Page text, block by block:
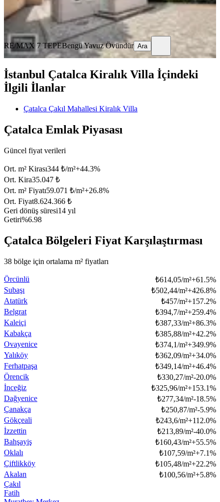
RE/MAX 7 TEPE Bengü Yavuz Övündür
RE/MAX 7 TEPEBengü Yavuz Övündür Ara
İstanbul Çatalca Kiralık Villa İçindeki
İlgili İlanlar
Çatalca Çakıl Mahallesi Kiralık Villa
Çatalca Emlak Piyasası
Güncel fiyat verileri
Ort. m² Kirası344 ₺/m²+44.3%
Ort. Kira35.047 ₺
Ort. m² Fiyatı59.071 ₺/m²+26.8%
Ort. Fiyat8.624.366 ₺
Geri dönüş süresi14 yıl
Getiri%6.98
Çatalca Bölgeleri Fiyat Karşılaştırması
38 bölge için ortalama m² fiyatları
Örcünlü ₺614,05/m²+61.5%
Subaşı
₺502,44/m²+426.8%
Atatürk
₺457/m²+157.2%
Belgrat
₺394,7/m²+259.4%
Kaleiçi
₺387,33/m²+86.3%
Kabakça
₺385,88/m²+42.2%
Ovayenice
₺374,1/m²+349.9%
Yalıköy
₺362,09/m²+34.0%
Ferhatpaşa
₺349,14/m²+46.4%
Örencik
₺330,27/m²-20.0%
İnceğiz
₺325,96/m²+153.1%
Dağyenice
₺277,34/m²-18.5%
Çanakça
₺250,87/m²-5.9%
Gökçeali
₺243,6/m²+112.0%
İzzettin
₺213,89/m²-40.0%
Bahşayiş
₺160,43/m²+55.5%
Oklalı
₺107,59/m²+7.1%
Çiftlikköy
₺105,48/m²+22.2%
Akalan
₺100,56/m²+5.8%
Çakıl
Fatih